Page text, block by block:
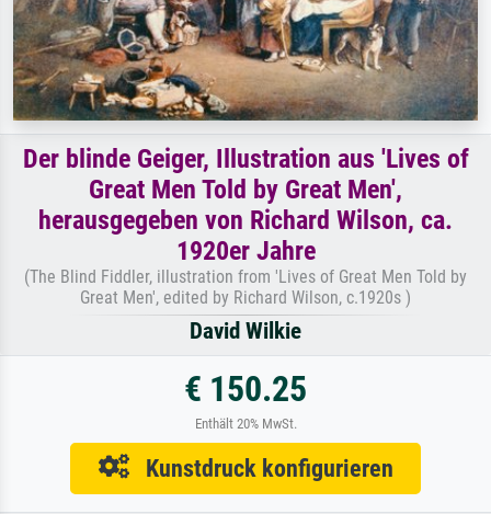
Der blinde Geiger, Illustration aus 'Lives of
Great Men Told by Great Men',
herausgegeben von Richard Wilson, ca.
1920er Jahre
(The Blind Fiddler, illustration from 'Lives of Great Men Told by
Great Men', edited by Richard Wilson, c.1920s )
David Wilkie
€ 150.25
Enthält 20% MwSt.
Kunstdruck konfigurieren